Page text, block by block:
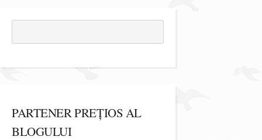
PARTENER PREȚIOS AL
BLOGULUI